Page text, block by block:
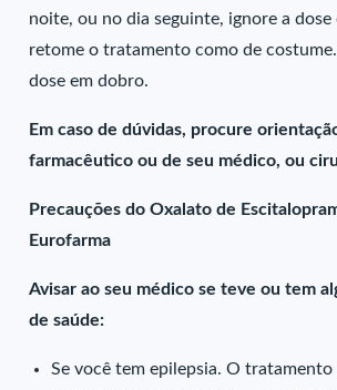
noite, ou no dia seguinte, ignore a dose
retome o tratamento como de
dose em dobro.
Em caso de dúvidas, procure
farmacêutico ou de seu médico, ou
Precauções do Oxalato de
Eurofarma
Avisar ao seu médico se teve ou tem
de saúde:
Se você tem epilepsia. O